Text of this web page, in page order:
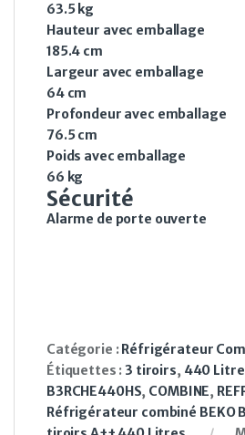
63.5 kg
Hauteur avec emballage
185.4 cm
Largeur avec emballage
64 cm
Profondeur avec emballage
76.5 cm
Poids avec emballage
66 kg
Sécurité
Alarme de porte ouverte
Catégorie :Réfrigérateur
Étiquettes :3 tiroirs, 440
B3RCHE440HS, COMBINE,
Réfrigérateur combiné BEKO